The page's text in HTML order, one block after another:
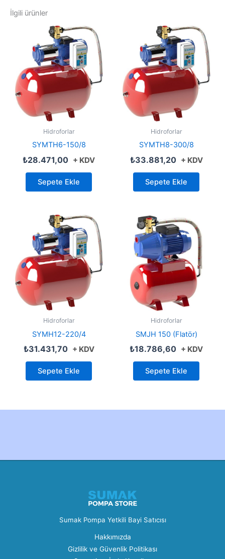
İlgili ürünler
Hidroforlar
SYMTH6-150/8
₺28.471,00 + KDV
Sepete Ekle
Hidroforlar
SYMTH8-300/8
₺33.881,20 + KDV
Sepete Ekle
Hidroforlar
SYMH12-220/4
₺31.431,70 + KDV
Sepete Ekle
Hidroforlar
SMJH 150 (Flatör)
₺18.786,60 + KDV
Sepete Ekle
Sumak Pompa Yetkili Bayi Satıcısı
Hakkımızda
Gizlilik ve Güvenlik Politikası